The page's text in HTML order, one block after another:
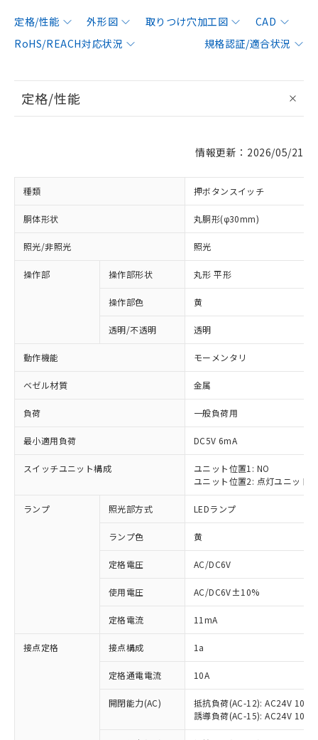
定格/性能 外形図 取りつけ穴加工図
CAD
RoHS/REACH対応状況
規格認証/適合状況
定格/性能
情報更新：2026/05/21
種類 押ボタンスイッチ
胴体形状 丸胴形(φ30mm)
照光/非照光 照光
操作部 操作部形状 丸形 平形
操作部色 黄
透明/不透明 透明
動作機能 モーメンタリ
ベゼル材質 金属
負荷 一般負荷用
最小適用負荷 DC5V 6mA
スイッチユニット構成
ユニット位置1: NO
ユニット位置2: 点灯ユニット
ランプ 照光部方式 LEDランプ
ランプ色 黄
定格電圧 AC/DC6V
使用電圧 AC/DC6V±10%
定格電流 11mA
接点定格 接点構成 1a
定格通電電流 10A
開閉能力(AC)
抵抗負荷(AC-12): AC24V 10A/
誘導負荷(AC-15): AC24V
以下の条件をお読みいただき、同意のうえ
本サービスは、当社制御機器事業取扱
商品の当社在庫状況および標準価格
(税抜)を提供させていただくもので
当社制御機器事業取扱商品の中には、
本サービスの対象外となる商品もある
非含有に対応した製品が提供可能な商品で
対応予定：EU RoHS指令（10物質）の非含
有に対応した製品に切り替える予定のある
対応予定なし：EU RoHS指令（10物質）の
非含有に非対応の商品で、対応品を出す予
調査・確認中：EU RoHS指令（10物質）の
非含有の対応状況を調査中または確認中の
非該当品：ライセンス料など無形物で、有
害物質有無と関係のない商品です。
仕入先様の事情により、非含有部品として
「○」：最大均質材料含有率が中国RoHSの
基準値以下であることを示します。
「×」：最大均質材料含有率が中国RoHSの